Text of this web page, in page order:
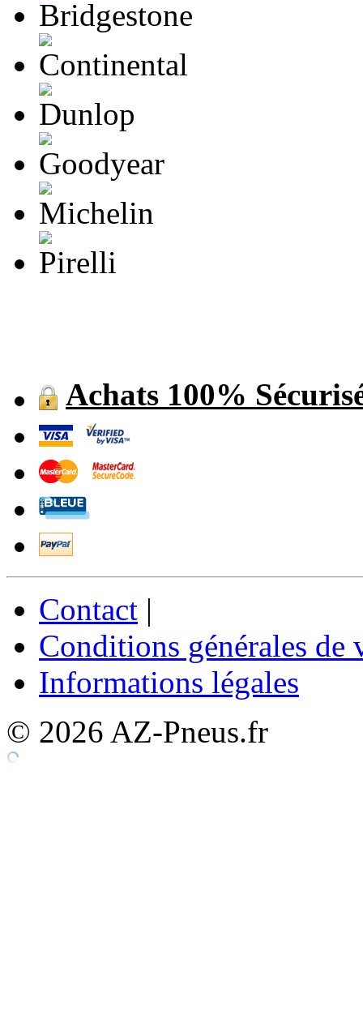
Achats 100%
Contact |
Conditions générales de
Informations légales
© 2026 AZ-Pneus.fr